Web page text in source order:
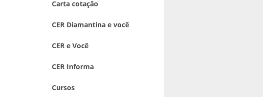
Carta cotação
CER Diamantina e você
CER e Você
CER Informa
Cursos